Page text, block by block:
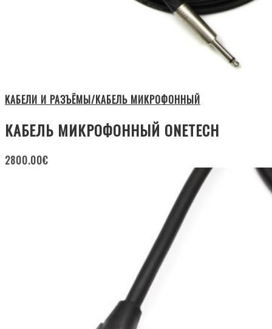
КАБЕЛИ И РАЗЪЁМЫ/КАБЕЛЬ МИКРОФОННЫЙ
КАБЕЛЬ МИКРОФОННЫЙ ONETECH
2800.00€